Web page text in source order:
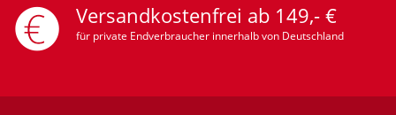
Versandkostenfrei ab 149,- €
für private Endverbraucher innerhalb von Deutschland